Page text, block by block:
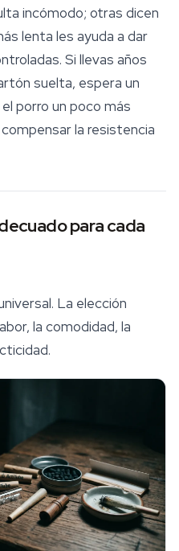
incómodo; otras dicen
lenta les ayuda a dar
Si llevas años
suelta, espera un
porro un poco más
la resistencia
para cada
La elección
la comodidad, la